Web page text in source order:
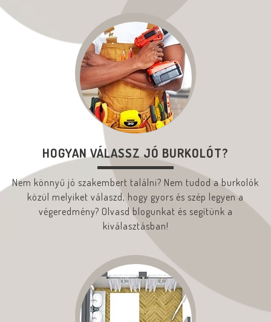
HOGYAN VÁLASSZ JÓ BURKOLÓT?
Nem könnyű jó szakembert találni? Nem tudod a burkolók
közül melyiket válaszd, hogy gyors és szép legyen a
végeredmény? Olvasd blogunkat és segítünk a
kiválasztásban!